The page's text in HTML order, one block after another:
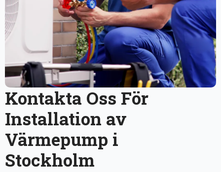
Kontakta Oss För
Installation av
Värmepump i
Stockholm